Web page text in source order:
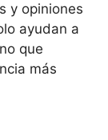
y opiniones
ayudan a
que
más